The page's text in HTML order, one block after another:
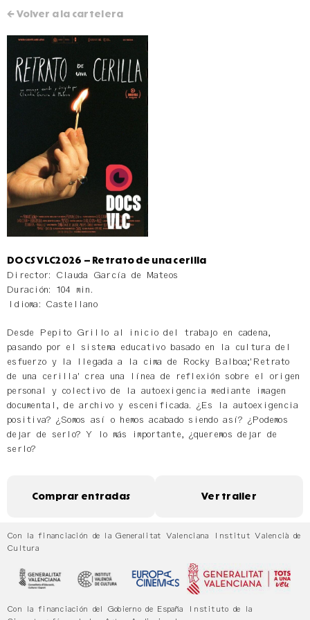
← Volver a la cartelera
DOCS VLC2026 – Retrato de una cerilla
Director: Clauda García de Mateos
Duración: 104 min.
Idioma: Castellano
Desde Pepito Grillo al inicio del trabajo en cadena,
pasando por el sistema educativo basado en la cultura del
esfuerzo y la llegada a la cima de Rocky Balboa;'Retrato
de una cerilla' crea una línea de reflexión sobre el origen
personal y colectivo de la autoexigencia mediante imagen
documental, de archivo y escenificada. ¿Es la autoexigencia
positiva? ¿Somos así o hemos acabado siendo así? ¿Podemos
dejar de serlo? Y lo más importante, ¿queremos dejar de
serlo?
Comprar entradas Ver trailer
Con la financiación de la Generalitat Valenciana Institut Valencià de
Cultura
Con la financiación del Gobierno de España Instituto de la